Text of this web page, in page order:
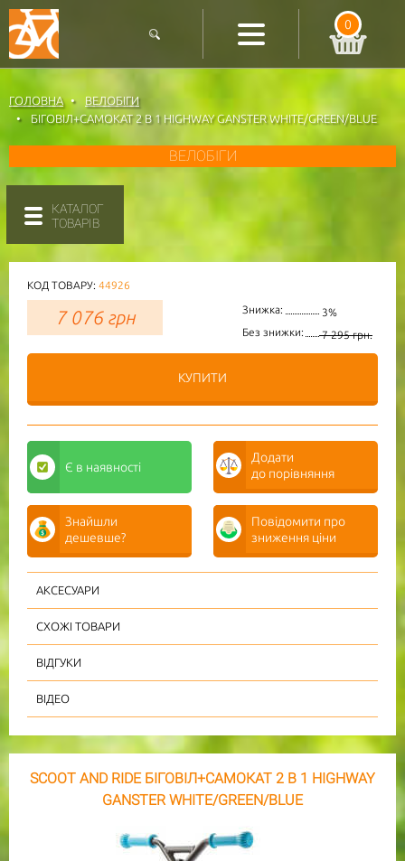
0
ГОЛОВНА
ВЕЛОБІГИ
БІГОВІЛ+САМОКАТ 2 В 1 HIGHWAY GANSTER WHITE/GREEN/BLUE
ВЕЛОБІГИ
КАТАЛОГ
ТОВАРІВ
КОД ТОВАРУ: 44926
7 076 грн Знижка:
3%
Без знижки:
7 295 грн.
Є в наявності
Додати
до порівняння
Знайшли
дешевше?
Повідомити про
зниження ціни
АКСЕСУАРИ
СХОЖІ ТОВАРИ
ВІДГУКИ
ВІДЕО
SCOOT AND RIDE БІГОВІЛ+САМОКАТ 2 В 1 HIGHWAY
GANSTER WHITE/GREEN/BLUE